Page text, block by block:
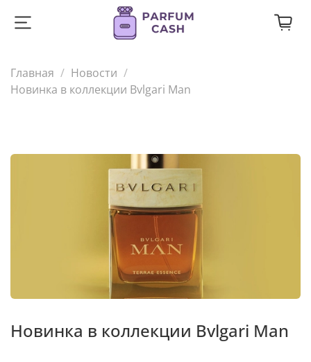
Главная
Новости
Новинка в коллекции Bvlgari Man
Новинка в коллекции Bvlgari Man